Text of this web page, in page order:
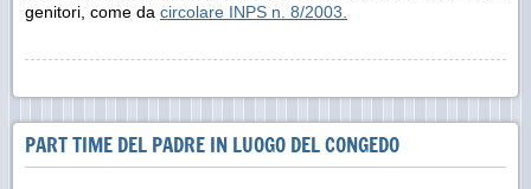
genitori, come da circolare INPS n. 8/2003.
PART TIME DEL PADRE IN LUOGO DEL CONGEDO